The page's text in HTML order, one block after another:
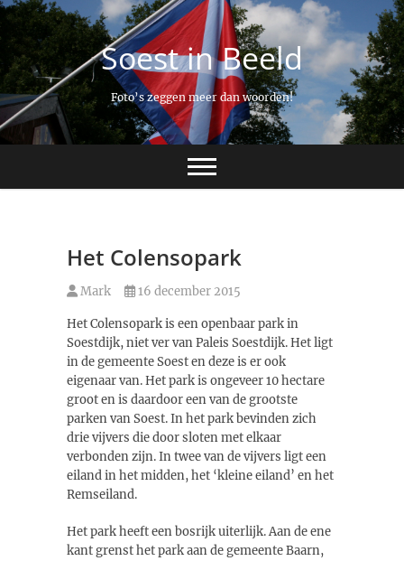
Ga
naar
de
inhoud
Soest in Beeld
Foto’s zeggen meer dan woorden!
Het Colensopark
Mark 16 december 2015
Het Colensopark is een openbaar park in
Soestdijk, niet ver van Paleis Soestdijk. Het ligt
in de gemeente Soest en deze is er ook
eigenaar van. Het park is ongeveer 10 hectare
groot en is daardoor een van de grootste
parken van Soest. In het park bevinden zich
drie vijvers die door sloten met elkaar
verbonden zijn. In twee van de vijvers ligt een
eiland in het midden, het ‘kleine eiland’ en het
Remseiland.
Het park heeft een bosrijk uiterlijk. Aan de ene
kant grenst het park aan de gemeente Baarn,